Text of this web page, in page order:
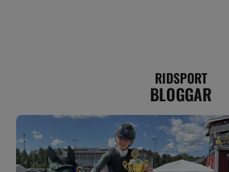
RIDSPORT
BLOGGAR